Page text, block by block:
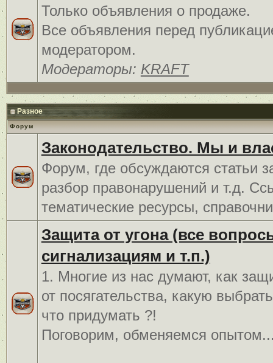
Только объявления о продаже.
Все объявления перед
модератором.
Модераторы: KRAFT
Разное
Форум
Законодательство. Мы и
Форум, где обсуждаются статьи
разбор правонарушений и т.д.
тематические ресурсы,
Защита от угона (все
сигнализациям и т.п.)
1. Многие из нас думают, как
от посягательства, какую
что придумать ?!
Поговорим, обменяемся